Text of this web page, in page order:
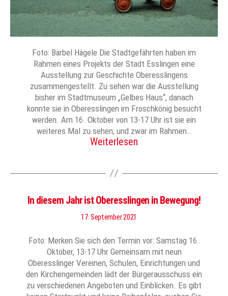
Foto: Bärbel Hägele Die Stadtgefährten haben im
Rahmen eines Projekts der Stadt Esslingen eine
Ausstellung zur Geschichte Oberesslingens
zusammengestellt. Zu sehen war die Ausstellung
bisher im Stadtmuseum „Gelbes Haus“, danach
konnte sie in Oberesslingen im Froschkönig besucht
werden. Am 16. Oktober von 13-17 Uhr ist sie ein
weiteres Mal zu sehen, und zwar im Rahmen…
Weiterlesen
In diesem Jahr ist Oberesslingen in Bewegung!
17. September 2021
Foto: Merken Sie sich den Termin vor: Samstag 16.
Oktober, 13-17 Uhr Gemeinsam mit neun
Oberesslinger Vereinen, Schulen, Einrichtungen und
den Kirchengemeinden lädt der Bürgerausschuss ein
zu verschiedenen Angeboten und Einblicken. Es gibt